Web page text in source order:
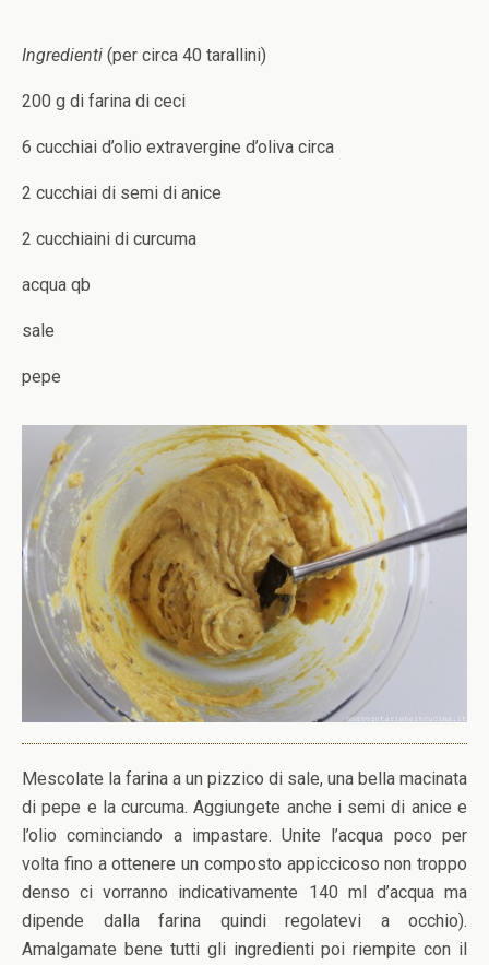
Ingredienti (per circa 40 tarallini)
200 g di farina di ceci
6 cucchiai d’olio extravergine d’oliva circa
2 cucchiai di semi di anice
2 cucchiaini di curcuma
acqua qb
sale
pepe
Mescolate la farina a un pizzico di sale, una bella macinata
di pepe e la curcuma. Aggiungete anche i semi di anice e
l’olio cominciando a impastare. Unite l’acqua poco per
volta fino a ottenere un composto appiccicoso non troppo
denso ci vorranno indicativamente 140 ml d’acqua ma
dipende dalla farina quindi regolatevi a occhio).
Amalgamate bene tutti gli ingredienti poi riempite con il